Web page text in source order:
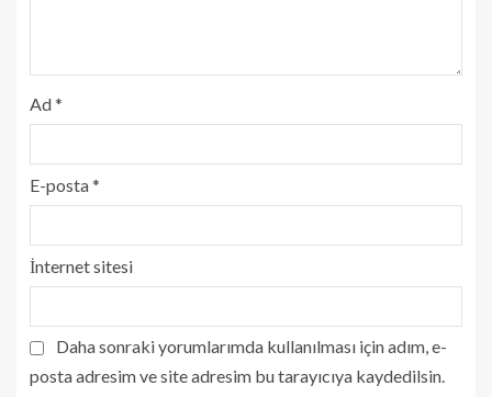
Ad*
E-posta*
İnternet sitesi
Daha sonraki yorumlarımda kullanılması için adım, e-
posta adresim ve site adresim bu tarayıcıya kaydedilsin.